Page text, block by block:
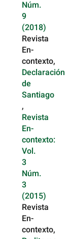
Núm.
9
(2018)
Revista
En-
contexto,
Declaración
de
Santiago
,
Revista
En-
contexto:
Vol.
3
Núm.
3
(2015)
Revista
En-
contexto,